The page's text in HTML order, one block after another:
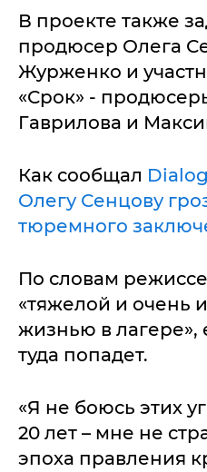
В проекте также
продюсер Олега
Журженко и
«Срок» -
Гаврилова и
Как сообщал
Олегу Сенцову
тюремного
По словам
«тяжелой и очень
жизнью в лагере»,
туда попадет.
«Я не боюсь этих
20 лет – мне не
эпоха правления